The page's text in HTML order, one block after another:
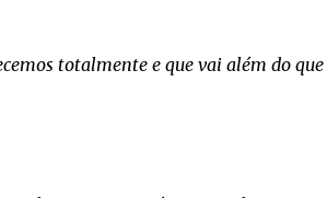
totalmente e que vai além do que